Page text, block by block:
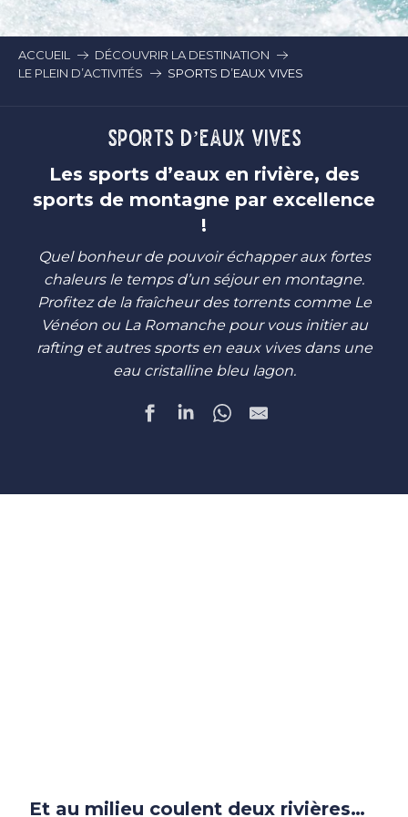
ACCUEIL
DÉCOUVRIR LA DESTINATION
LE PLEIN D’ACTIVITÉS
SPORTS D’EAUX VIVES
SPORTS D’EAUX VIVES
Les sports d’eaux en rivière, des
sports de montagne par excellence
!
Quel bonheur de pouvoir échapper aux fortes
chaleurs le temps d’un séjour en montagne.
Profitez de la fraîcheur des torrents comme Le
Vénéon ou La Romanche pour vous initier au
rafting et autres sports en eaux vives dans une
eau cristalline bleu lagon.
Et au milieu coulent deux rivières…